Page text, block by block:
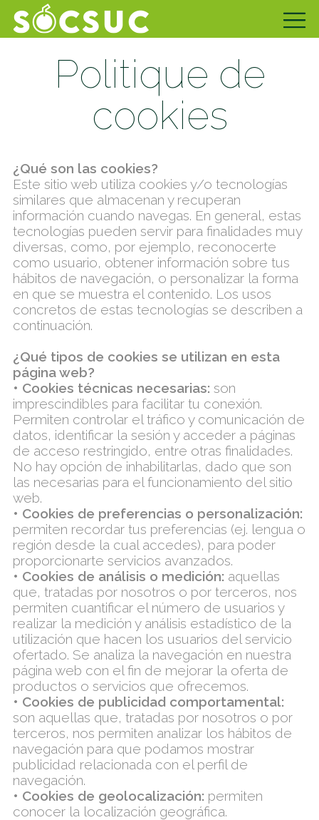
Politique de
cookies
¿Qué son las cookies?
Este sitio web utiliza cookies y/o tecnologías
similares que almacenan y recuperan
información cuando navegas. En general, estas
tecnologías pueden servir para finalidades muy
diversas, como, por ejemplo, reconocerte
como usuario, obtener información sobre tus
hábitos de navegación, o personalizar la forma
en que se muestra el contenido. Los usos
concretos de estas tecnologías se describen a
continuación.
¿Qué tipos de cookies se utilizan en esta
página web?
• Cookies técnicas necesarias: son
imprescindibles para facilitar tu conexión.
Permiten controlar el tráfico y comunicación de
datos, identificar la sesión y acceder a páginas
de acceso restringido, entre otras finalidades.
No hay opción de inhabilitarlas, dado que son
las necesarias para el funcionamiento del sitio
web.
• Cookies de preferencias o personalización:
permiten recordar tus preferencias (ej. lengua o
región desde la cual accedes), para poder
proporcionarte servicios avanzados.
• Cookies de análisis o medición: aquellas
que, tratadas por nosotros o por terceros, nos
permiten cuantificar el número de usuarios y
realizar la medición y análisis estadístico de la
utilización que hacen los usuarios del servicio
ofertado. Se analiza la navegación en nuestra
página web con el fin de mejorar la oferta de
productos o servicios que ofrecemos.
• Cookies de publicidad comportamental:
son aquellas que, tratadas por nosotros o por
terceros, nos permiten analizar los hábitos de
navegación para que podamos mostrar
publicidad relacionada con el perfil de
navegación.
• Cookies de geolocalización: permiten
conocer la localización geográfica.